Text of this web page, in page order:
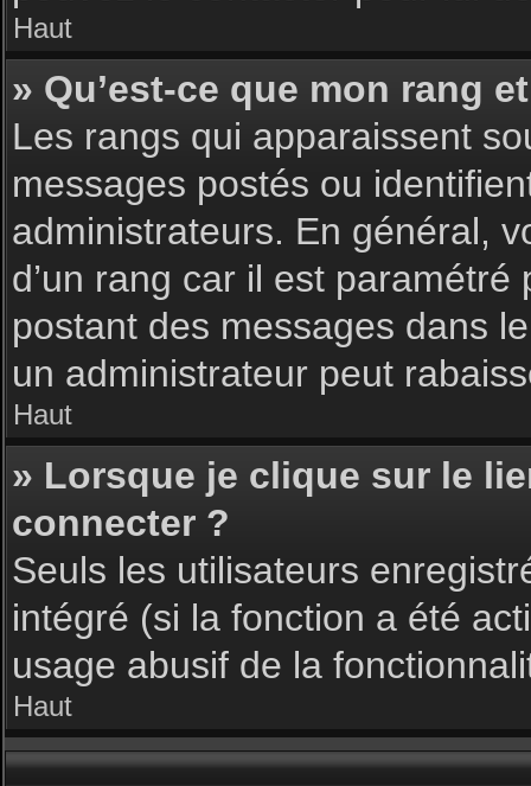
Haut
» Qu’est-ce que mon rang
Les rangs qui apparaissent
messages postés ou
administrateurs. En général,
d’un rang car il est
postant des messages dans
un administrateur peut
Haut
» Lorsque je clique sur le
connecter ?
Seuls les utilisateurs
intégré (si la fonction a été
usage abusif de la
Haut